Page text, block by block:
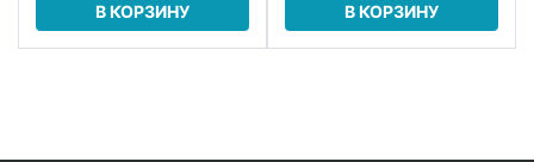
В КОРЗИНУ В КОРЗИНУ